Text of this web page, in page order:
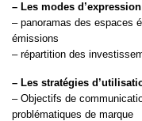
– Les modes
– panoramas des espaces
émissions
– répartition des
– Les stratégies
– Objectifs de
problématiques de marque